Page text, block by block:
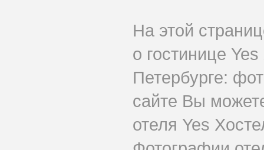
На этой
о гостинице
Петербурге:
сайте Вы
отеля Yes